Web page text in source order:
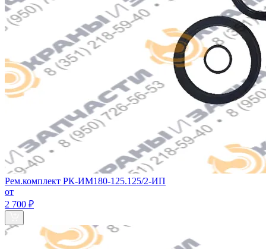
Рем.комплект РК-ИМ180-125.125/2-ИП
от
2 700 ₽